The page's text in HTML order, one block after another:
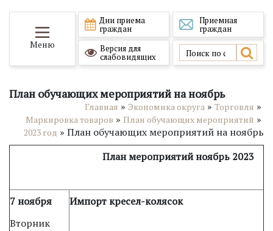
Меню
Дни приема
граждан
Приемная
граждан
Версия для
слабовидящих
План обучающих мероприятий на ноябрь
Главная » Экономика округа » Торговля »
Маркировка товаров » План обучающих мероприятий »
2023 год » План обучающих мероприятий на ноябрь
План мероприятий ноябрь 2023
7 ноября
Вторник
Импорт кресел-колясок